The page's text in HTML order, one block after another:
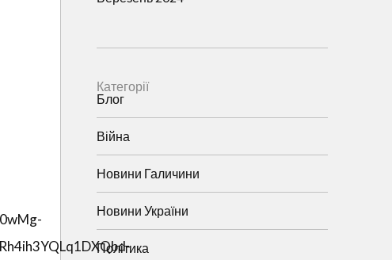
Категорії
Блог
Війна
Новини Галичини
Новини України
Політика